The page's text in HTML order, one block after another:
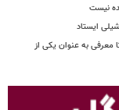
نیست
ایستاد
معرفی به عنوان یکی از